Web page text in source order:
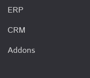
ERP
CRM
Addons